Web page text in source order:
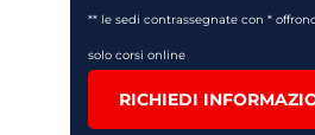
** le sedi contrassegnate con *
solo corsi online
RICHIEDI